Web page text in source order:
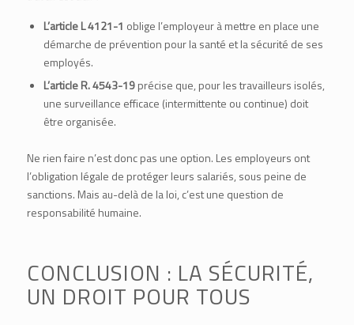
L’article L 4121-1 oblige l’employeur à mettre en place une
démarche de prévention pour la santé et la sécurité de ses
employés.
L’article R. 4543-19précise que, pour les travailleurs isolés,
une surveillance efficace (intermittente ou continue) doit
être organisée.
Ne rien faire n’est donc pas une option. Les employeurs ont
l’obligation légale de protéger leurs salariés, sous peine de
sanctions. Mais au-delà de la loi, c’est une question de
responsabilité humaine.
CONCLUSION : LA SÉCURITÉ,
UN DROIT POUR TOUS